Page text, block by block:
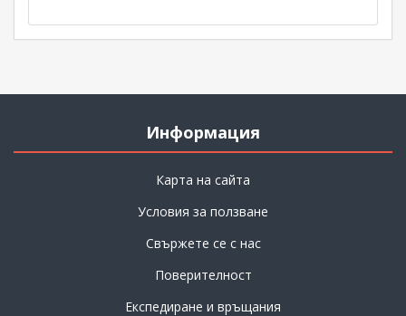
Информация
Карта на сайта
Условия за ползване
Свържете се с нас
Поверителност
Експедиране и връщания